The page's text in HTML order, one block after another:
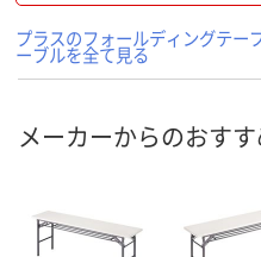
プラスのフォールディングテ
ーブルを全て見る
メーカーからのおす